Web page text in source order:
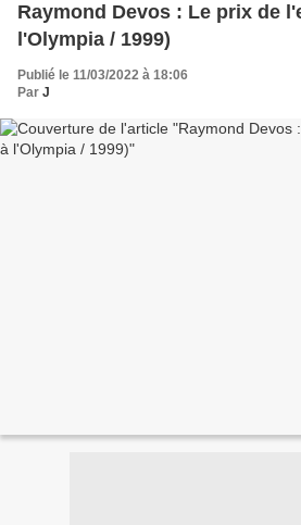
Raymond Devos : Le prix de
l'Olympia / 1999)
Publié le 11/03/2022 à 18:06
Par J